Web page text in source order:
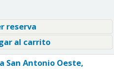
reserva
al carrito
San Antonio Oeste,